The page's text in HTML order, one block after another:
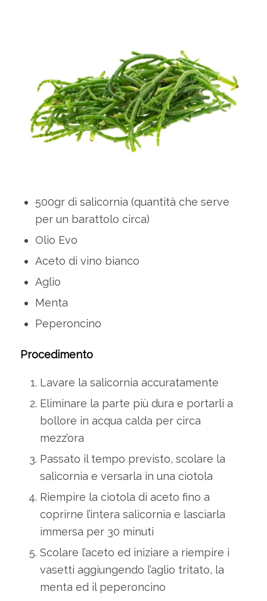
500gr di salicornia (quantità che serve
per un barattolo circa)
Olio Evo
Aceto di vino bianco
Aglio
Menta
Peperoncino
Procedimento
Lavare la salicornia accuratamente
Eliminare la parte più dura e portarli a
bollore in acqua calda per circa
mezz’ora
Passato il tempo previsto, scolare la
salicornia e versarla in una ciotola
Riempire la ciotola di aceto fino a
coprirne l’intera salicornia e lasciarla
immersa per 30 minuti
Scolare l’aceto ed iniziare a riempire i
vasetti aggiungendo l’aglio tritato, la
menta ed il peperoncino